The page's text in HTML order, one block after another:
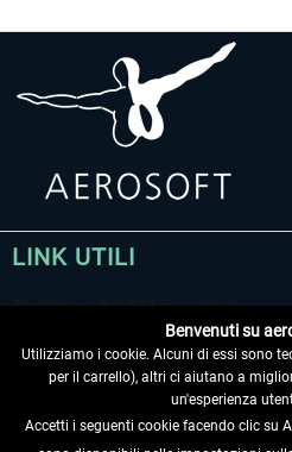
LINK UTILI
Benvenuti su
Utilizziamo i cookie. Alcuni di essi sono
per il carrello), altri ci aiutano a
un'esperienza
Accetti i seguenti cookie facendo clic su